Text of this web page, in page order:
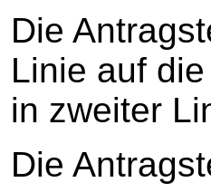
Die
Linie auf
in zweiter
Die